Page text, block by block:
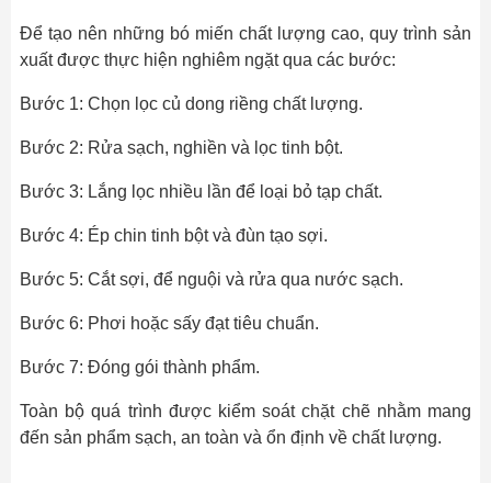
Để tạo nên những bó miến chất lượng cao, quy trình sản
xuất được thực hiện nghiêm ngặt qua các bước:
Bước 1: Chọn lọc củ dong riềng chất lượng.
Bước 2: Rửa sạch, nghiền và lọc tinh bột.
Bước 3: Lắng lọc nhiều lần để loại bỏ tạp chất.
Bước 4: Ép chin tinh bột và đùn tạo sợi.
Bước 5: Cắt sợi, để nguội và rửa qua nước sạch.
Bước 6: Phơi hoặc sấy đạt tiêu chuẩn.
Bước 7: Đóng gói thành phẩm.
Toàn bộ quá trình được kiểm soát chặt chẽ nhằm mang
đến sản phẩm sạch, an toàn và ổn định về chất lượng.